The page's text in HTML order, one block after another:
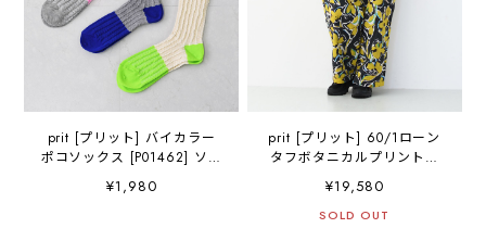
prit [プリット] バイカラー
ポコソックス [P01462] ソッ
クス・バイカラー・靴下・
サンダルソックス・LADY'S
¥1,980
prit [プリット] 60/1ローン
タフボタニカルプリントワ
イドパンツ [P72615] リラッ
クスパンツ・コットンナイ
ロン・LADY'S [2026SS]
¥19,580
SOLD OUT